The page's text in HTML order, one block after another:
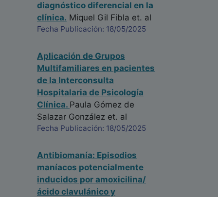
diagnóstico diferencial en la
clínica. Miquel Gil Fibla et. al
Fecha Publicación: 18/05/2025
Aplicación de Grupos
Multifamiliares en pacientes
de la Interconsulta
Hospitalaria de Psicología
Clínica. Paula Gómez de
Salazar González et. al
Fecha Publicación: 18/05/2025
Antibiomanía: Episodios
maníacos potencialmente
inducidos por amoxicilina/
ácido clavulánico y